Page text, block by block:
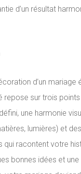
d’un résultat
d’un mariage
repose sur trois points
une harmonie
lumières) et
qui racontent votre
bonnes idées et une